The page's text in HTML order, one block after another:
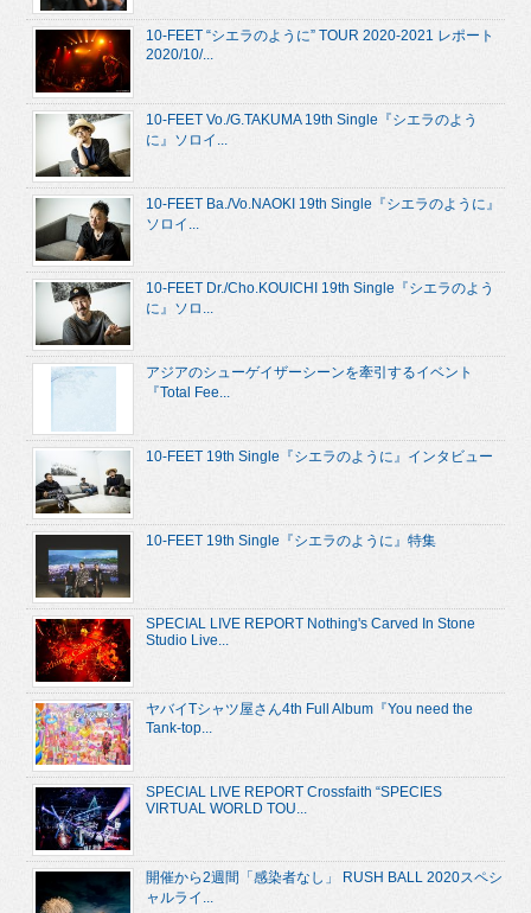
10-FEET “シエラのように” TOUR 2020-2021 レポート
2020/10/...
10-FEET Vo./G.TAKUMA 19th Single『シエラのよう
に』ソロイ...
10-FEET Ba./Vo.NAOKI 19th Single『シエラのように』
ソロイ...
10-FEET Dr./Cho.KOUICHI 19th Single『シエラのよう
に』ソロ...
アジアのシューゲイザーシーンを牽引するイベント
『Total Fee...
10-FEET 19th Single『シエラのように』インタビュー
10-FEET 19th Single『シエラのように』特集
SPECIAL LIVE REPORT Nothing's Carved In Stone
Studio Live...
ヤバイTシャツ屋さん4th Full Album『You need the
Tank-top...
SPECIAL LIVE REPORT Crossfaith “SPECIES
VIRTUAL WORLD TOU...
開催から2週間「感染者なし」 RUSH BALL 2020スペシ
ャルライ...